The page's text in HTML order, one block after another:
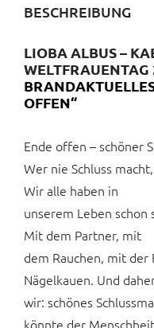
BESCHREIBUNG
LIOBA ALBUS –
WELTFRAUENTAG
OFFEN“
Ende offen – schöner
Wer nie Schluss
Wir alle haben in
unserem Leben schon
Mit dem Partner, mit
dem Rauchen, mit
Nägelkauen. Und
wir: schönes
könnte der Menschheit